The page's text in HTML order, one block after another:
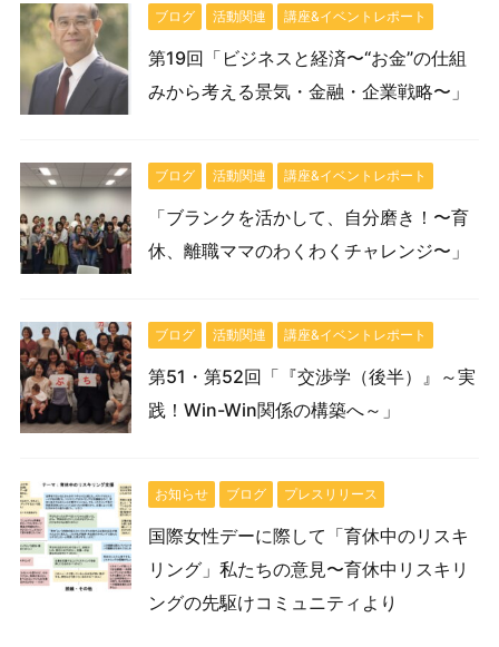
ブログ 活動関連 講座&イベントレポート
第19回「ビジネスと経済〜“お金”の仕組
みから考える景気・金融・企業戦略〜」
ブログ 活動関連 講座&イベントレポート
「ブランクを活かして、自分磨き！〜育
休、離職ママのわくわくチャレンジ〜」
ブログ 活動関連 講座&イベントレポート
第51・第52回「『交渉学（後半）』～実
践！Win-Win関係の構築へ～」
お知らせ ブログ プレスリリース
国際女性デーに際して「育休中のリスキ
リング」私たちの意見〜育休中リスキリ
ングの先駆けコミュニティより